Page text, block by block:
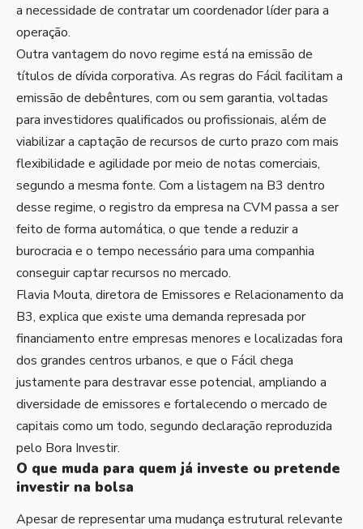
a necessidade de contratar um coordenador líder para a
operação.
Outra vantagem do novo regime está na emissão de
títulos de dívida corporativa. As regras do Fácil facilitam a
emissão de debêntures, com ou sem garantia, voltadas
para investidores qualificados ou profissionais, além de
viabilizar a captação de recursos de curto prazo com mais
flexibilidade e agilidade por meio de notas comerciais,
segundo a mesma fonte. Com a listagem na B3 dentro
desse regime, o registro da empresa na CVM passa a ser
feito de forma automática, o que tende a reduzir a
burocracia e o tempo necessário para uma companhia
conseguir captar recursos no mercado.
Flavia Mouta, diretora de Emissores e Relacionamento da
B3, explica que existe uma demanda represada por
financiamento entre empresas menores e localizadas fora
dos grandes centros urbanos, e que o Fácil chega
justamente para destravar esse potencial, ampliando a
diversidade de emissores e fortalecendo o mercado de
capitais como um todo, segundo declaração reproduzida
pelo Bora Investir.
O que muda para quem já investe ou pretende
investir na bolsa
Apesar de representar uma mudança estrutural relevante